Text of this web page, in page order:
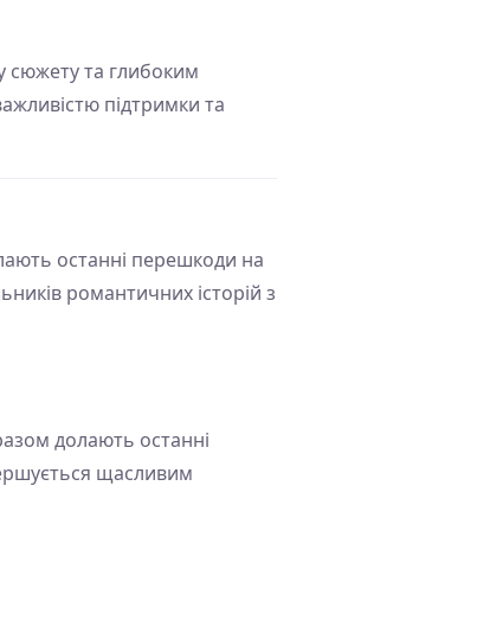
сюжету та глибоким
підтримки та
останні перешкоди на
романтичних історій з
долають останні
щасливим